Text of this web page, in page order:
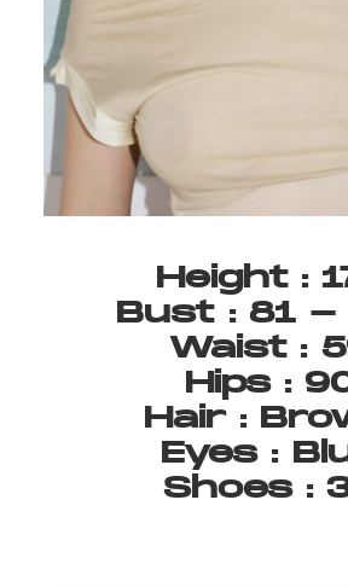
Height :
Bust : 81 -
Waist :
Hips :
Hair :
Eyes :
Shoes :